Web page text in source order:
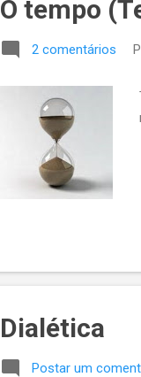
O tempo
2 comentários
Dialética
Postar um